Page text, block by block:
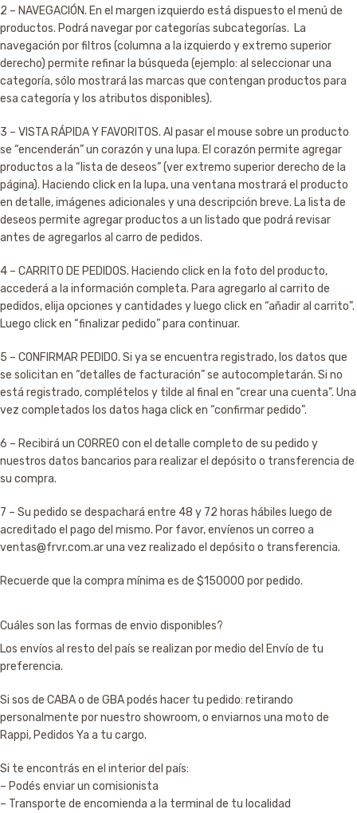
2 – NAVEGACIÓN. En el margen izquierdo está dispuesto el menú de
productos. Podrá navegar por categorías subcategorías. La
navegación por filtros (columna a la izquierdo y extremo superior
derecho) permite refinar la búsqueda (ejemplo: al seleccionar una
categoría, sólo mostrará las marcas que contengan productos para
esa categoría y los atributos disponibles).
3 – VISTA RÁPIDA Y FAVORITOS. Al pasar el mouse sobre un producto
se “encenderán” un corazón y una lupa. El corazón permite agregar
productos a la “lista de deseos” (ver extremo superior derecho de la
página). Haciendo click en la lupa, una ventana mostrará el producto
en detalle, imágenes adicionales y una descripción breve. La lista de
deseos permite agregar productos a un listado que podrá revisar
antes de agregarlos al carro de pedidos.
4 – CARRITO DE PEDIDOS. Haciendo click en la foto del producto,
accederá a la información completa. Para agregarlo al carrito de
pedidos, elija opciones y cantidades y luego click en “añadir al carrito”.
Luego click en “finalizar pedido” para continuar.
5 – CONFIRMAR PEDIDO. Si ya se encuentra registrado, los datos que
se solicitan en “detalles de facturación” se autocompletarán. Si no
está registrado, complételos y tilde al final en “crear una cuenta”. Una
vez completados los datos haga click en “confirmar pedido”.
6 – Recibirá un CORREO con el detalle completo de su pedido y
nuestros datos bancarios para realizar el depósito o transferencia de
su compra.
7 – Su pedido se despachará entre 48 y 72 horas hábiles luego de
acreditado el pago del mismo. Por favor, envíenos un correo a
ventas@frvr.com.aruna vez realizado el depósito o transferencia.
Recuerde que la compra mínima es de $150000 por pedido.
Cuáles son las formas de envio disponibles?
Los envíos al resto del país se realizan por medio del Envío de tu
preferencia.
Si sos de CABA o de GBA podés hacer tu pedido: retirando
personalmente por nuestro showroom, o enviarnos una moto de
Rappi, Pedidos Ya a tu cargo.
Si te encontrás en el interior del país:
– Podés enviar un comisionista
– Transporte de encomienda a la terminal de tu localidad